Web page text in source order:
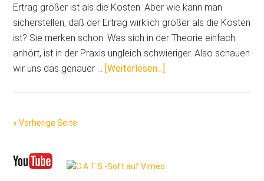
Ertrag größer ist als die Kosten. Aber wie kann man
sicherstellen, daß der Ertrag wirklich größer als die Kosten
ist? Sie merken schon: Was sich in der Theorie einfach
anhört, ist in der Praxis ungleich schwieriger. Also schauen
wir uns das genauer … [Weiterlesen...]
« Vorherige Seite
Seitenspalte